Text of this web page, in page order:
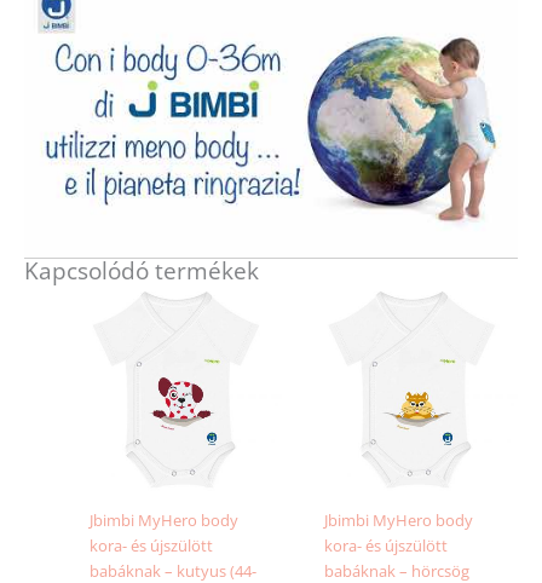
Kapcsolódó termékek
Jbimbi MyHero body
kora- és újszülött
babáknak – kutyus (44-
Jbimbi MyHero body
kora- és újszülött
babáknak – hörcsög